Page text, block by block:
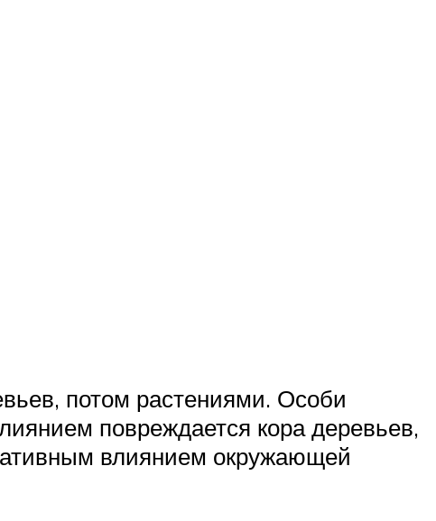
потом растениями. Особи
повреждается кора деревьев,
влиянием окружающей